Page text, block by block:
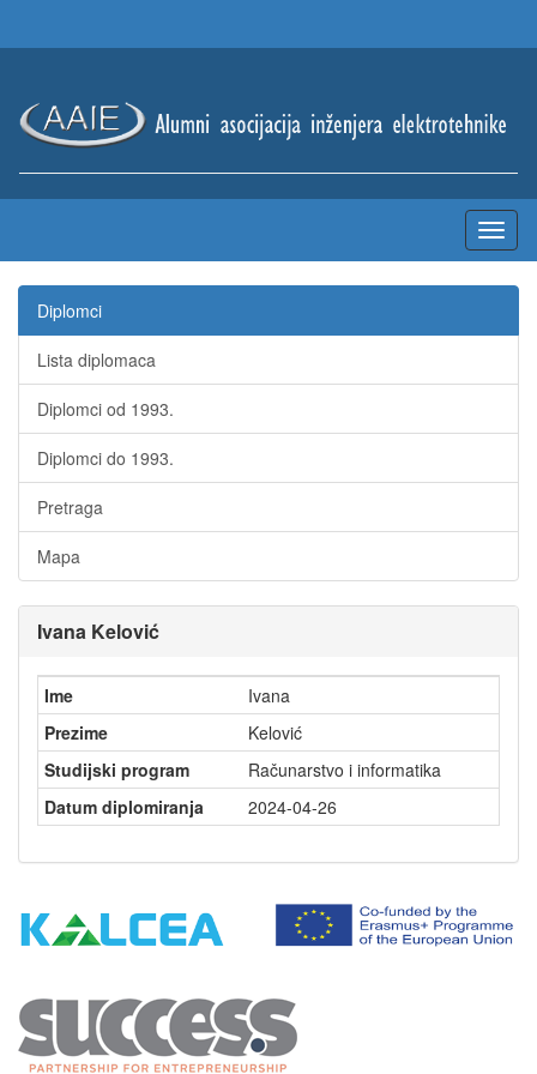
Diplomci
Lista diplomaca
Diplomci od 1993.
Diplomci do 1993.
Pretraga
Mapa
Ivana Kelović
Ime
Ivana
Prezime
Kelović
Studijski program
Računarstvo i informatika
Datum diplomiranja
2024-04-26